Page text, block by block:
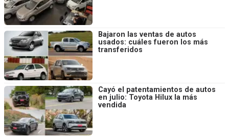
Bajaron las ventas de autos
usados: cuáles fueron los más
transferidos
Cayó el patentamientos de autos
en julio: Toyota Hilux la más
vendida